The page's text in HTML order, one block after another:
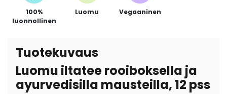
100%
luonnollinen
Luomu Vegaaninen
Tuotekuvaus
Luomu iltatee rooiboksella ja
ayurvedisilla mausteilla, 12 pss